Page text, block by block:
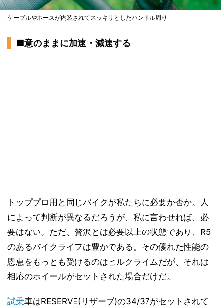
ケーブルやホースが内装されてスッキリとしたハンドル周り
■意のままに加速・減速する
トッププロ用と同じバイクが私たちに必要か否か。人
によって判断が異なるだろうが、私に言わせれば、必
要はない。ただ、贅沢とは必要以上の状態であり、R5
のあるバイクライフは豊かである。その優れた性能の
恩恵をもっとも受けるのはヒルクライムだが、それは
相応のホイールがセットされた場合だけだ。
試乗車はRESERVE(リザーブ)の34/37がセットされて